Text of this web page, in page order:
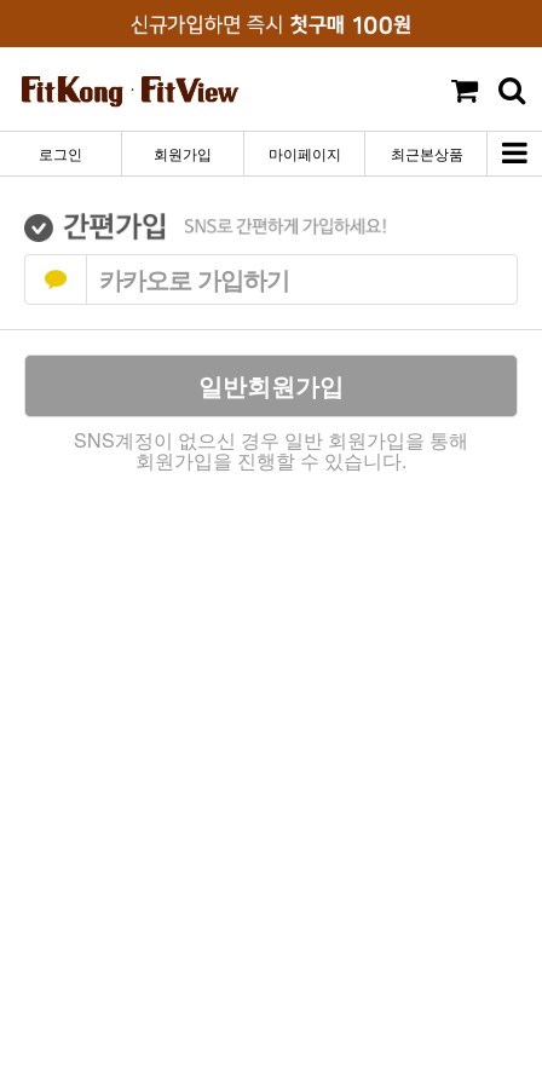
로그인 회원가입 마이페이지 최근본상품
카카오로 가입하기
일반회원가입
SNS계정이 없으신 경우 일반 회원가입을 통해
회원가입을 진행할 수 있습니다.